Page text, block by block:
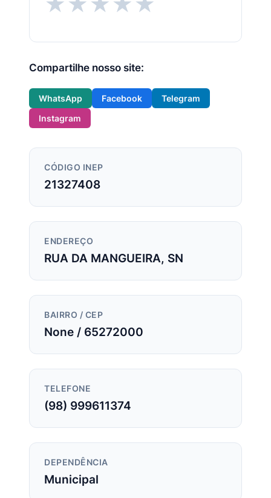
Compartilhe nosso site:
WhatsApp Facebook
Telegram
Instagram
CÓDIGO INEP
21327408
ENDEREÇO
RUA DA MANGUEIRA, SN
BAIRRO / CEP
None / 65272000
TELEFONE
(98) 999611374
DEPENDÊNCIA
Municipal